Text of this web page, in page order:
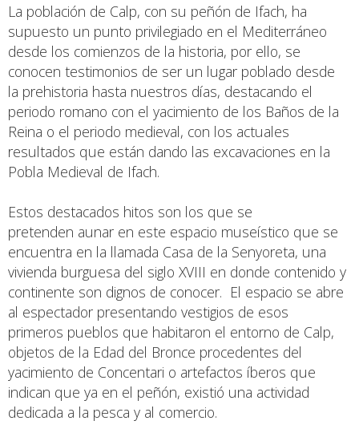
La población de Calp, con su peñón de Ifach, ha
supuesto un punto privilegiado en el Mediterráneo
desde los comienzos de la historia, por ello, se
conocen testimonios de ser un lugar poblado desde
la prehistoria hasta nuestros días, destacando el
periodo romano con el yacimiento de los Baños de la
Reina o el periodo medieval, con los actuales
resultados que están dando las excavaciones en la
Pobla Medieval de Ifach.
Estos destacados hitos son los que se
pretenden aunar en este espacio museístico que se
encuentra en la llamada Casa de la Senyoreta, una
vivienda burguesa del siglo XVIII en donde contenido y
continente son dignos de conocer. El espacio se abre
al espectador presentando vestigios de esos
primeros pueblos que habitaron el entorno de Calp,
objetos de la Edad del Bronce procedentes del
yacimiento de Concentari o artefactos íberos que
indican que ya en el peñón, existió una actividad
dedicada a la pesca y al comercio.